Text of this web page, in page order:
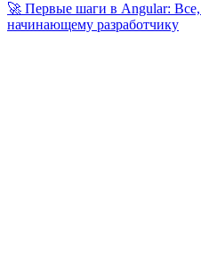
🚀 Первые шаги в Angular:
начинающему разработчику